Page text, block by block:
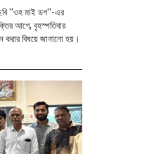
আগে, বৃহস্পতিবার
করার বিষয়ে জানানো হয়।